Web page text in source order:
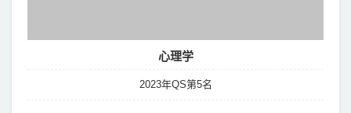
心理学
2023年QS第5名